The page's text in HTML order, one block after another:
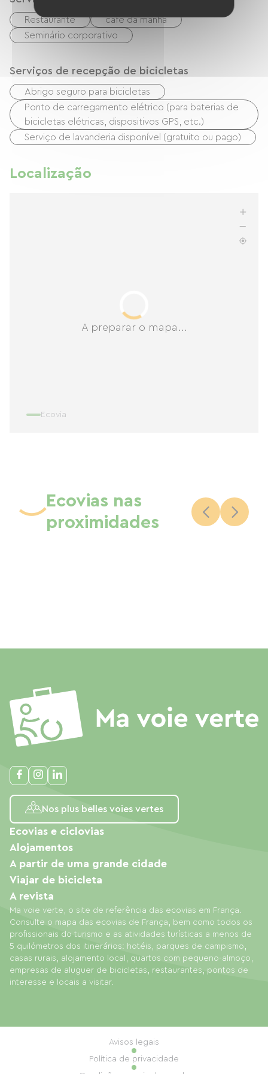
Restaurante
café da manhã
Seminário corporativo
Serviços de recepção de bicicletas
Abrigo seguro para bicicletas
Ponto de carregamento elétrico (para baterias de
bicicletas elétricas, dispositivos GPS, etc.)
Serviço de lavanderia disponível (gratuito ou pago)
Localização
A preparar o mapa...
Ecovia
Ecovias nas
proximidades
Nos plus belles voies vertes
Ma voie verte, o site de referência das ecovias em França.
Consulte o mapa das ecovias de França, bem como todos os
profissionais do turismo e as atividades turísticas a menos de
5 quilómetros dos itinerários: hotéis, parques de campismo,
casas rurais, alojamento local, quartos com pequeno-almoço,
empresas de aluguer de bicicletas, restaurantes, pontos de
interesse e locais a visitar.
Ecovias e ciclovias
Alojamentos
A partir de uma grande cidade
Viajar de bicicleta
A revista
Avisos legais
Política de privacidade